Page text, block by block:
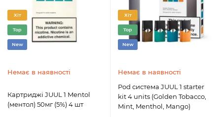
Хіт
Top
New
Немає в наявності
Картриджі JUUL 1 Mentol
(ментол) 50мг (5%) 4 шт
Хіт
Top
New
Немає в наявності
Pod система JUUL 1 starter
kit 4 units (Golden Tobacco,
Mint, Menthol, Mango)